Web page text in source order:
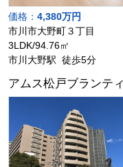
価格： 4,380万円
市川市大野町３丁目
3LDK/94.76㎡
市川大野駅 徒歩5分
アムス松戸ブランテ